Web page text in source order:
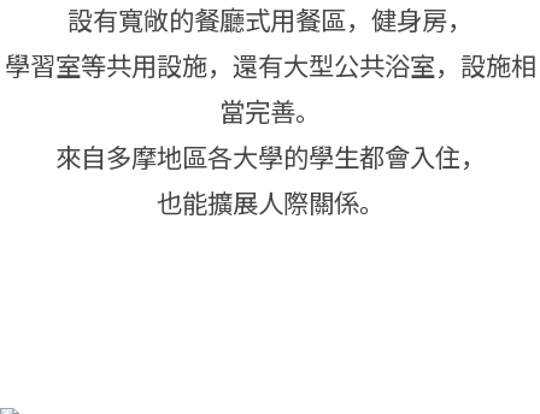
設有寬敞的餐廳式用餐區，健身房，
學習室等共用設施，還有大型公共浴室，設施相
當完善。
來自多摩地區各大學的學生都會入住，
也能擴展人際關係。